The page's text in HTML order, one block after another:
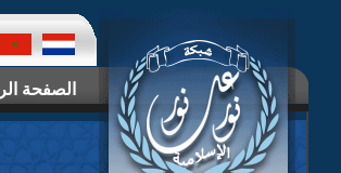
الصفحة